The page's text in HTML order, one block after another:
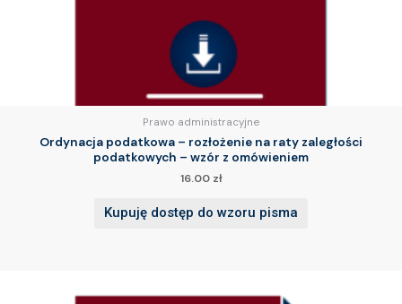
Prawo administracyjne
Ordynacja podatkowa – rozłożenie na raty zaległości
podatkowych – wzór z omówieniem
16.00 zł
Kupuję dostęp do wzoru pisma